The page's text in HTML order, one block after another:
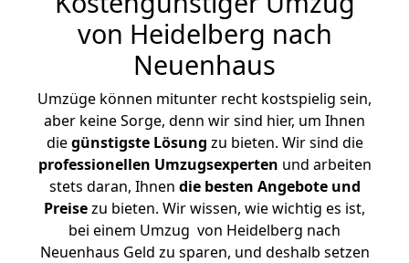
von Heidelberg nach
Neuenhaus
Umzüge können mitunter recht kostspielig sein,
aber keine Sorge, denn wir sind hier, um Ihnen
diegünstigste Lösung zu bieten. Wir sind die
professionellen Umzugsexperten und arbeiten
stets daran, Ihnen die besten Angebote und
Preisezu bieten. Wir wissen, wie wichtig es ist,
bei einem Umzug von Heidelberg nach
Neuenhaus Geld zu sparen, und deshalb setzen